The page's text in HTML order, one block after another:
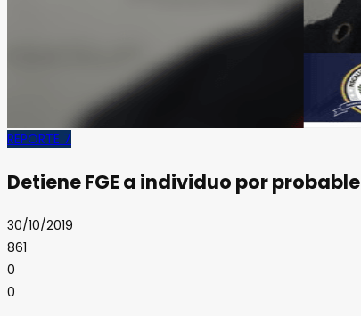
REPORTE 7
Detiene FGE a individuo por
30/10/2019
861
0
0